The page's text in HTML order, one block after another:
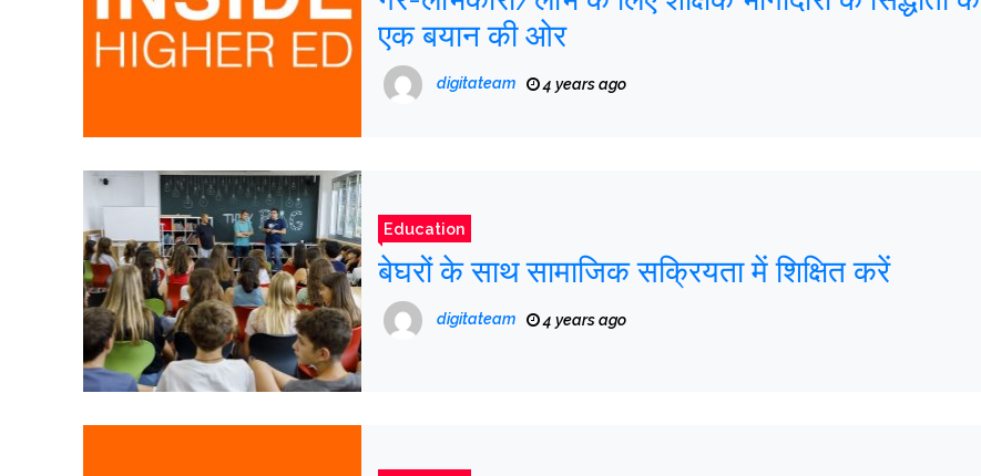
एक बयान की ओर
digitateam 4 years ago
Education
बेघरों के साथ सामाजिक सक्रियता में शिक्षित करें
digitateam 4 years ago